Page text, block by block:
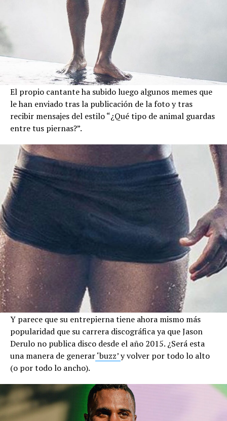
El propio cantante ha subido luego algunos memes que
le han enviado tras la publicación de la foto y tras
recibir mensajes del estilo “¿Qué tipo de animal guardas
entre tus piernas?”.
Y parece que su entrepierna tiene ahora mismo más
popularidad que su carrera discográfica ya que Jason
Derulo no publica disco desde el año 2015. ¿Será esta
una manera de generar‘buzz’y volver por todo lo alto
(o por todo lo ancho).